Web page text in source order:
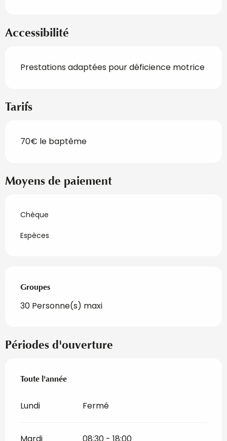
Accessibilité
Prestations adaptées pour déficience motrice
Tarifs
70€ le baptême
Moyens de paiement
Chèque
Espèces
Groupes
Groupes
30 Personne(s) maxi
Périodes d'ouverture
Toute l'année
Toute l'année
Lundi Fermé